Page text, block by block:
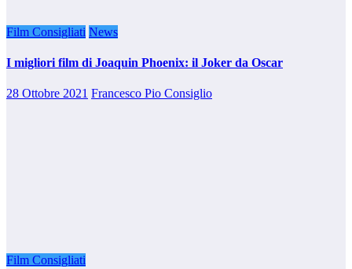
Film Consigliati News
I migliori film di Joaquin Phoenix: il Joker da Oscar
28 Ottobre 2021 Francesco Pio Consiglio
Film Consigliati